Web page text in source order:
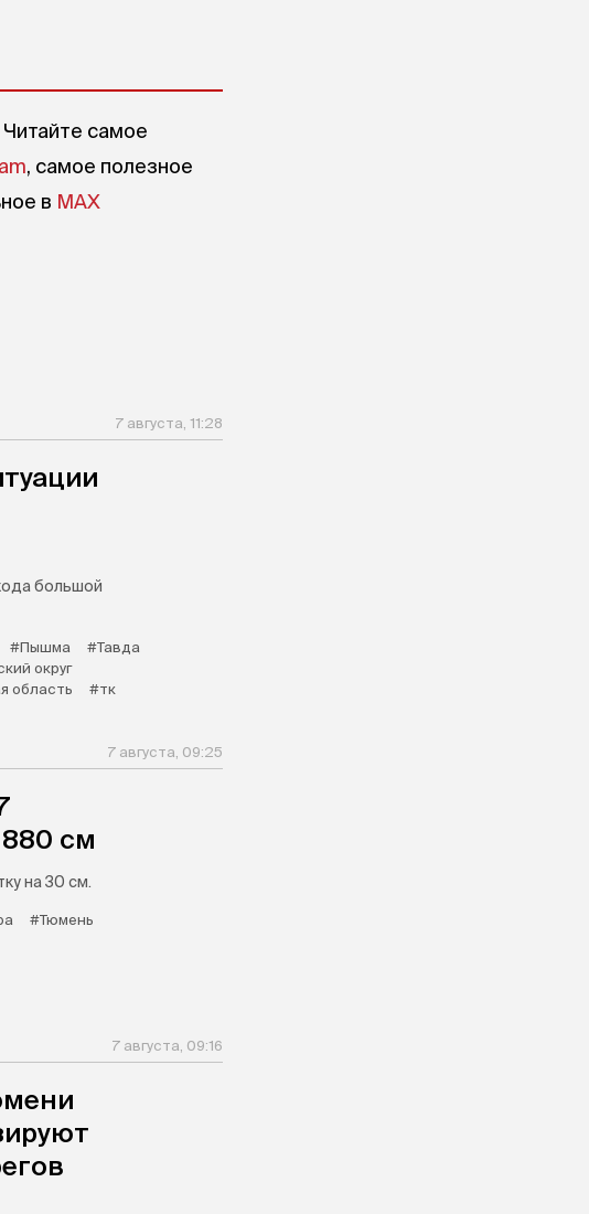
самое
, самое полезное
в MAX
7 августа, 11:28
большой
#Пышма
#Тавда
округ
область #тк
7 августа, 09:25
880 см
на 30 см.
#Тюмень
7 августа, 09:16